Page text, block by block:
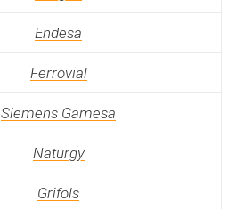
Endesa
Ferrovial
Siemens Gamesa
Naturgy
Grifols